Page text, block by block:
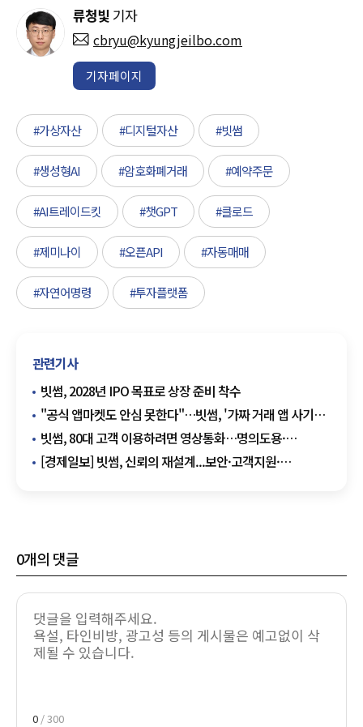
류청빛 기자
cbryu@kyungjeilbo.com
기자페이지
#가상자산 #디지털자산 #빗썸
#생성형AI #암호화폐거래 #예약주문
#AI트레이드킷 #챗GPT #클로드
#제미나이 #오픈API #자동매매
#자연어명령 #투자플랫폼
관련기사
빗썸, 2028년 IPO 목표로 상장 준비 착수
"공식 앱마켓도 안심 못한다"…빗썸, '가짜 거래 앱 사기
예방 가이드' 공개
빗썸, 80대 고객 이용하려면 영상통화…명의도용·
계정대여 막는다
[경제일보] 빗썸, 신뢰의 재설계...보안·고객지원·
0개의 댓글
0 / 300